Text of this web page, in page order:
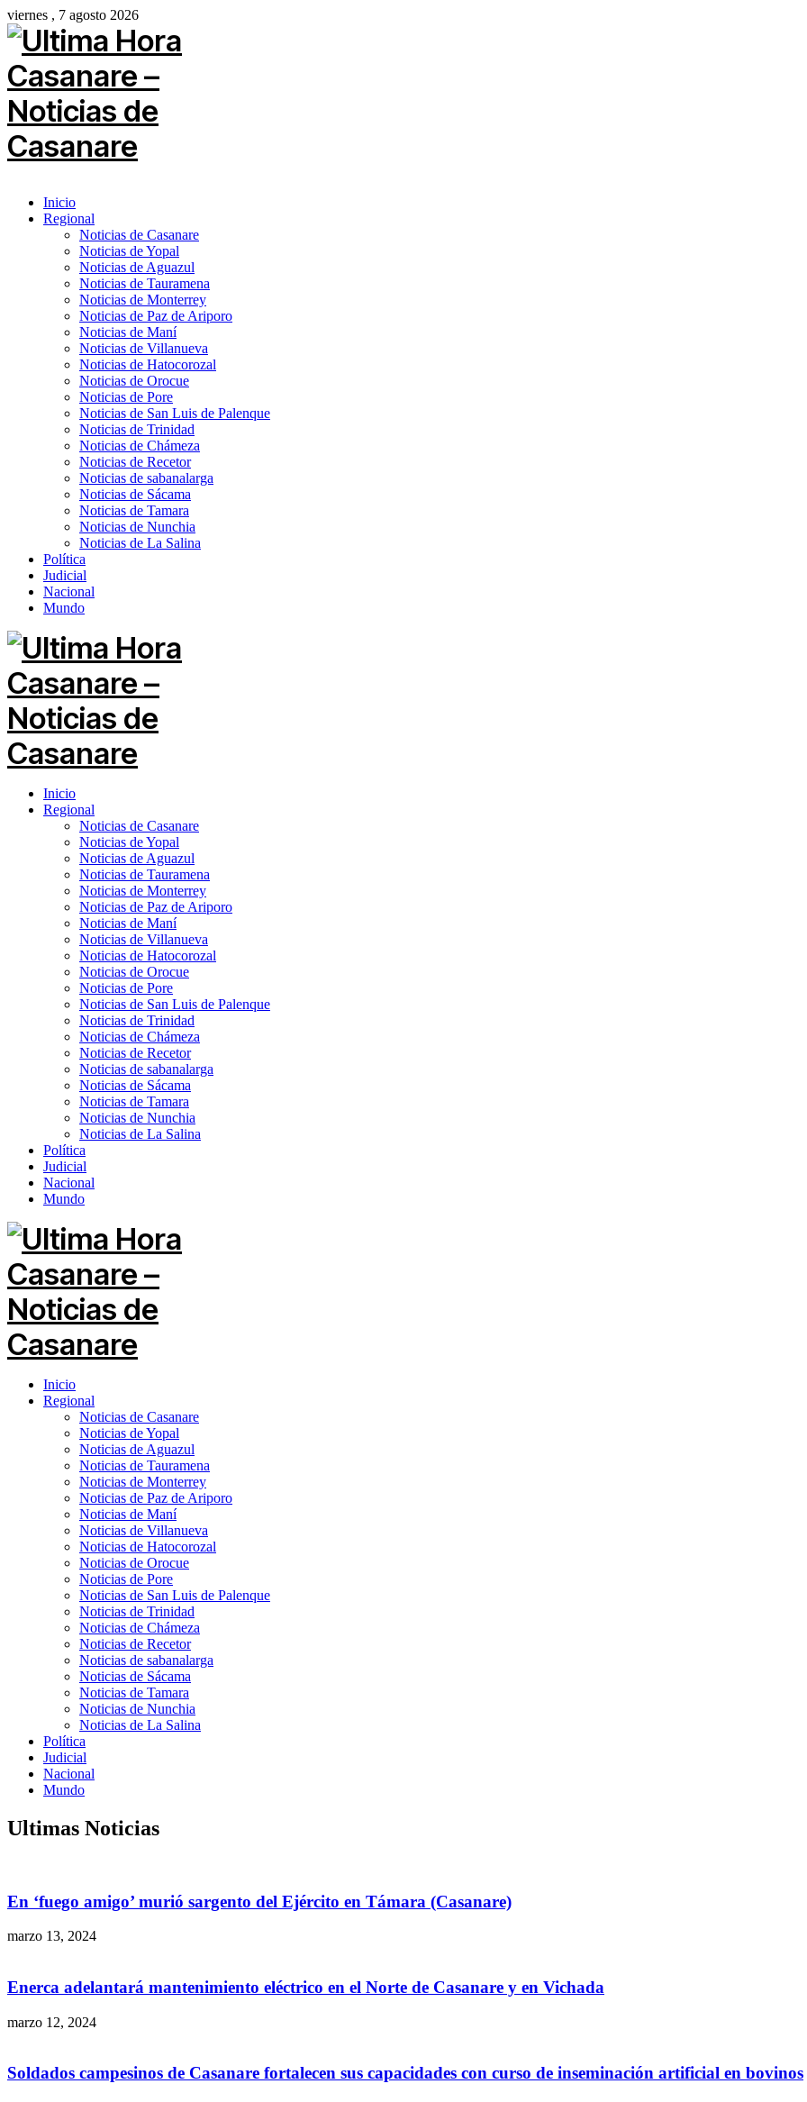
viernes , 7 agosto 2026
Inicio
Regional
Noticias de Casanare
Noticias de Yopal
Noticias de Aguazul
Noticias de Tauramena
Noticias de Monterrey
Noticias de Paz de Ariporo
Noticias de Maní
Noticias de Villanueva
Noticias de Hatocorozal
Noticias de Orocue
Noticias de Pore
Noticias de San Luis de Palenque
Noticias de Trinidad
Noticias de Chámeza
Noticias de Recetor
Noticias de sabanalarga
Noticias de Sácama
Noticias de Tamara
Noticias de Nunchia
Noticias de La Salina
Política
Judicial
Nacional
Mundo
Inicio
Regional
Noticias de Casanare
Noticias de Yopal
Noticias de Aguazul
Noticias de Tauramena
Noticias de Monterrey
Noticias de Paz de Ariporo
Noticias de Maní
Noticias de Villanueva
Noticias de Hatocorozal
Noticias de Orocue
Noticias de Pore
Noticias de San Luis de Palenque
Noticias de Trinidad
Noticias de Chámeza
Noticias de Recetor
Noticias de sabanalarga
Noticias de Sácama
Noticias de Tamara
Noticias de Nunchia
Noticias de La Salina
Política
Judicial
Nacional
Mundo
Inicio
Regional
Noticias de Casanare
Noticias de Yopal
Noticias de Aguazul
Noticias de Tauramena
Noticias de Monterrey
Noticias de Paz de Ariporo
Noticias de Maní
Noticias de Villanueva
Noticias de Hatocorozal
Noticias de Orocue
Noticias de Pore
Noticias de San Luis de Palenque
Noticias de Trinidad
Noticias de Chámeza
Noticias de Recetor
Noticias de sabanalarga
Noticias de Sácama
Noticias de Tamara
Noticias de Nunchia
Noticias de La Salina
Política
Judicial
Nacional
Mundo
Ultimas Noticias
En ‘fuego amigo’ murió sargento del Ejército en Támara (Casanare)
marzo 13, 2024
Enerca adelantará mantenimiento eléctrico en el Norte de Casanare y en Vichada
marzo 12, 2024
Soldados campesinos de Casanare fortalecen sus capacidades con curso de inseminación artificial en bovinos